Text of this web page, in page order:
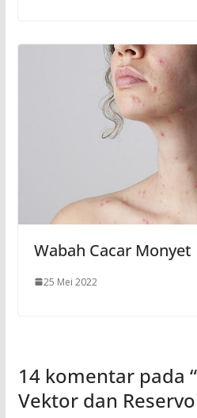
Wabah Cacar Monyet
25 Mei 2022
14 komentar pada “
Vektor dan